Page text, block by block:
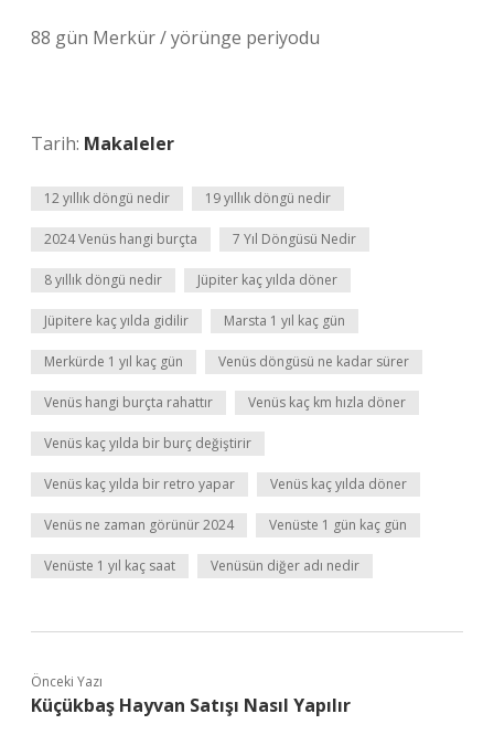
88 gün Merkür / yörünge periyodu
Tarih: Makaleler
12 yıllık döngü nedir 19 yıllık döngü nedir
2024 Venüs hangi burçta 7 Yıl Döngüsü Nedir
8 yıllık döngü nedir Jüpiter kaç yılda döner
Jüpitere kaç yılda gidilir Marsta 1 yıl kaç gün
Merkürde 1 yıl kaç gün Venüs döngüsü ne kadar sürer
Venüs hangi burçta rahattır Venüs kaç km hızla döner
Venüs kaç yılda bir burç değiştirir
Venüs kaç yılda bir retro yapar Venüs kaç yılda döner
Venüs ne zaman görünür 2024 Venüste 1 gün kaç gün
Venüste 1 yıl kaç saat Venüsün diğer adı nedir
Önceki Yazı
Küçükbaş Hayvan Satışı Nasıl Yapılır